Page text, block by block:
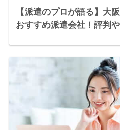
【派遣のプロが語る】大
おすすめ派遣会社！評判